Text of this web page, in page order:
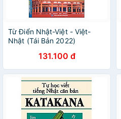
Từ Điển Nhật-Việt - Việt-
Nhật (Tái Bản 2022)
131.100 đ